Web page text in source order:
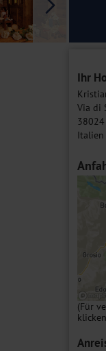
Ihr
Via di
Italien
(Für